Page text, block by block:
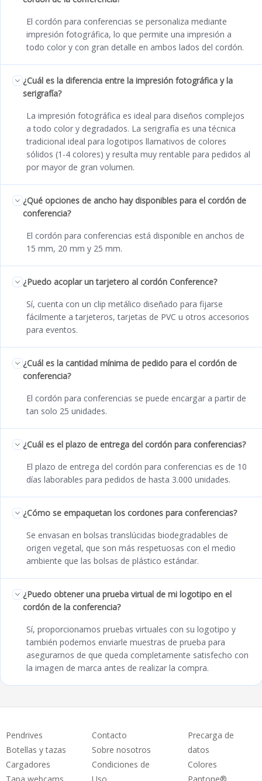
El cordón para conferencias se personaliza mediante
impresión fotográfica, lo que permite una impresión a
todo color y con gran detalle en ambos lados del cordón.
¿Cuál es la diferencia entre la impresión fotográfica y la
serigrafía?
La impresión fotográfica es ideal para diseños complejos
a todo color y degradados. La serigrafía es una técnica
tradicional ideal para logotipos llamativos de colores
sólidos (1-4 colores) y resulta muy rentable para pedidos al
por mayor de gran volumen.
¿Qué opciones de ancho hay disponibles para el cordón de
conferencia?
El cordón para conferencias está disponible en anchos de
15 mm, 20 mm y 25 mm.
¿Puedo acoplar un tarjetero al cordón Conference?
Sí, cuenta con un clip metálico diseñado para fijarse
fácilmente a tarjeteros, tarjetas de PVC u otros accesorios
para eventos.
¿Cuál es la cantidad mínima de pedido para el cordón de
conferencia?
El cordón para conferencias se puede encargar a partir de
tan solo 25 unidades.
¿Cuál es el plazo de entrega del cordón para conferencias?
El plazo de entrega del cordón para conferencias es de 10
días laborables para pedidos de hasta 3.000 unidades.
¿Cómo se empaquetan los cordones para conferencias?
Se envasan en bolsas translúcidas biodegradables de
origen vegetal, que son más respetuosas con el medio
ambiente que las bolsas de plástico estándar.
¿Puedo obtener una prueba virtual de mi logotipo en el
cordón de la conferencia?
Sí, proporcionamos pruebas virtuales con su logotipo y
también podemos enviarle muestras de prueba para
asegurarnos de que queda completamente satisfecho con
la imagen de marca antes de realizar la compra.
Pendrives
Botellas y tazas
Cargadores
Contacto
Sobre nosotros
Condiciones de
Precarga de
datos
Colores